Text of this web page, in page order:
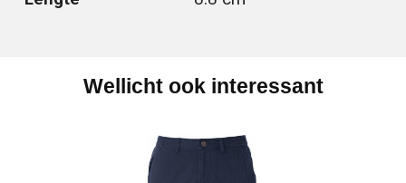
Wellicht ook interessant